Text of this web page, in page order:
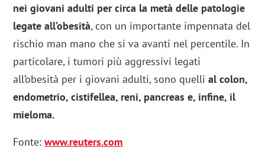
nei giovani adulti per circa la metà delle patologie
legate all’obesità, con un importante impennata del
rischio man mano che si va avanti nel percentile. In
particolare, i tumori più aggressivi legati
all’obesità per i giovani adulti, sono quellial colon,
endometrio, cistifellea, reni, pancreas e, infine, il
mieloma.
Fonte:www.reuters.com